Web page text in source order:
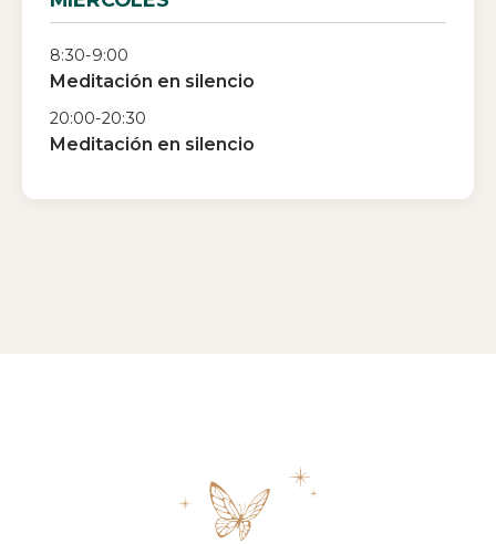
8:30-9:00
Meditación en silencio
20:00-20:30
Meditación en silencio